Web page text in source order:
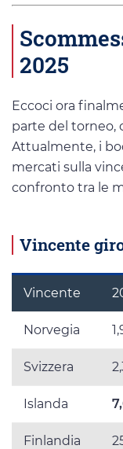
2025
Eccoci ora
parte del torneo,
Attualmente, i
mercati sulla
confronto tra le
Vincente
Vincente
Norvegia
Svizzera
Islanda
Finlandia